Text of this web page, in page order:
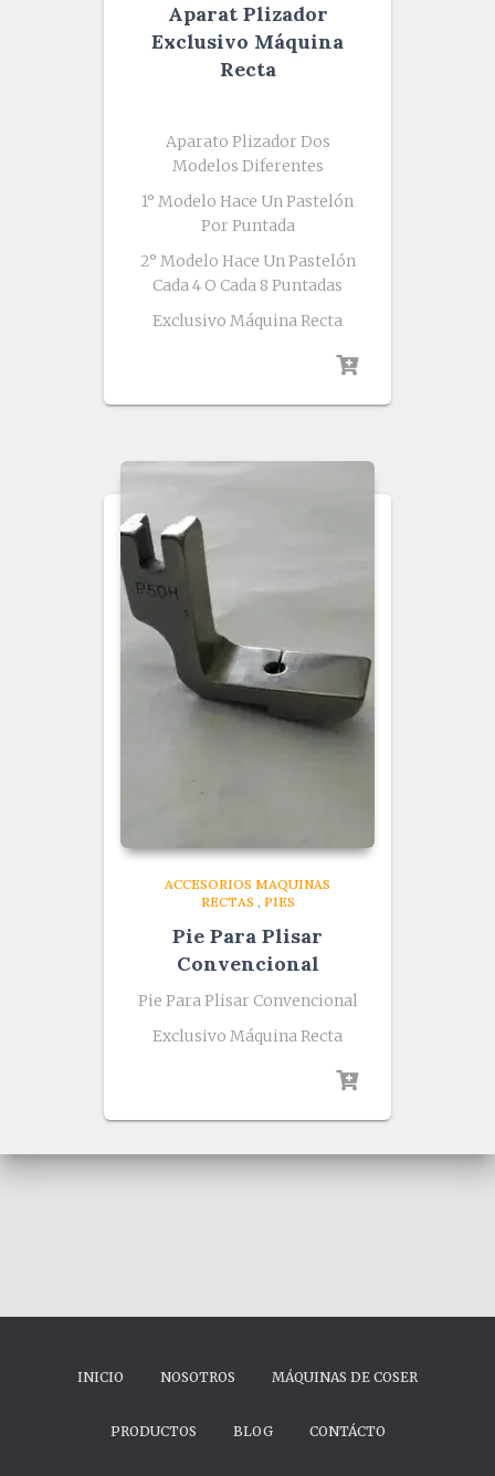
Aparat Plizador
Exclusivo Máquina
Recta
Aparato Plizador Dos
Modelos Diferentes
1° Modelo Hace Un Pastelón
Por Puntada
2° Modelo Hace Un Pastelón
Cada 4 O Cada 8 Puntadas
Exclusivo Máquina Recta
ACCESORIOS MAQUINAS
RECTAS , PIES
Pie Para Plisar
Convencional
Pie Para Plisar Convencional
Exclusivo Máquina Recta
INICIO NOSOTROS MÁQUINAS DE COSER
PRODUCTOS BLOG CONTÁCTO